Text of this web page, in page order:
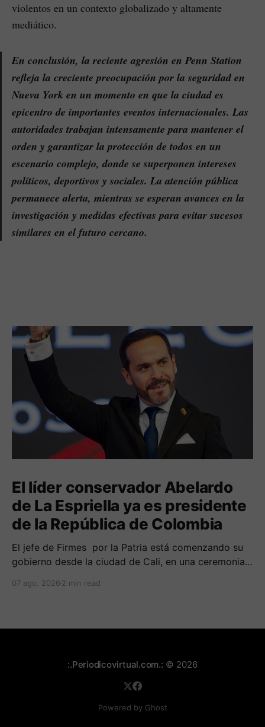
violentos en un contexto globalizado y altamente
mediático.
En conclusión, la reciente agresión en Penn Station
refleja la creciente preocupación por la seguridad en
Nueva York en un momento en que la ciudad es
epicentro de importantes eventos internacionales. Las
autoridades trabajan intensamente para mantener el
orden y garantizar la protección de todos en un
escenario complejo, donde se superponen intereses
políticos, deportivos y sociales. La atención pública
permanece alerta, mientras se esperan avances en la
investigación y medidas efectivas para evitar sucesos
similares en el futuro cercano.
El líder conservador Abelardo
de La Espriella ya es presidente
de la República de Colombia
El jefe de Firmes por la Patria está comenzando su
gobierno desde la ciudad de Cali, en una ceremonia
gobiernos conservadores.
07 ago. 2026 2 min read
:.Periodicovirtual.com.: © 2026
Powered by Ghost